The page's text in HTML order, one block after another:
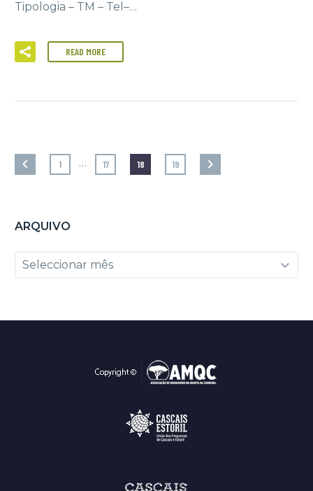
Tipologia – TM – Tel–…
READ MORE
1 … 17 18 19
ARQUIVO
Arquivo
Seleccionar mês